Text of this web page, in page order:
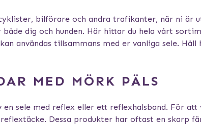
bilförare och andra trafikanter, när ni är
dig och hunden. Här hittar du hela vårt
användas tillsammans med er vanliga sele. Håll
MED MÖRK PÄLS
sele med reflex eller ett reflexhalsband. För att
Dessa produkter har oftast en skarp